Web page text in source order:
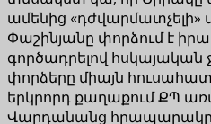
ամենից «դժվարմատչելի»
Փաշինյանը փորձում է
գործադրելով
փորձերը միայն
երկրորդ քաղաքում ՔՊ
Վարդանանց